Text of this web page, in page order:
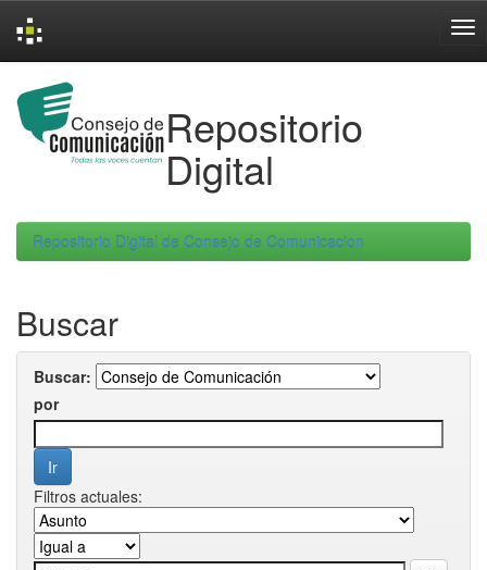
navigation
Repositorio
Digital
Repositorio Digital de Consejo de Comunicacion
Buscar
Buscar:
por
Filtros actuales: